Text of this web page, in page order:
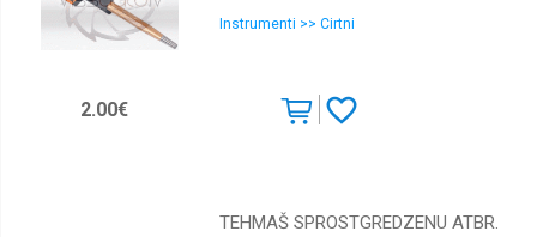
Kalti
Krāsošanai
Instrumenti >> Cirtni
2.00€
TEHMAŠ SPROSTGREDZENU ATBR.